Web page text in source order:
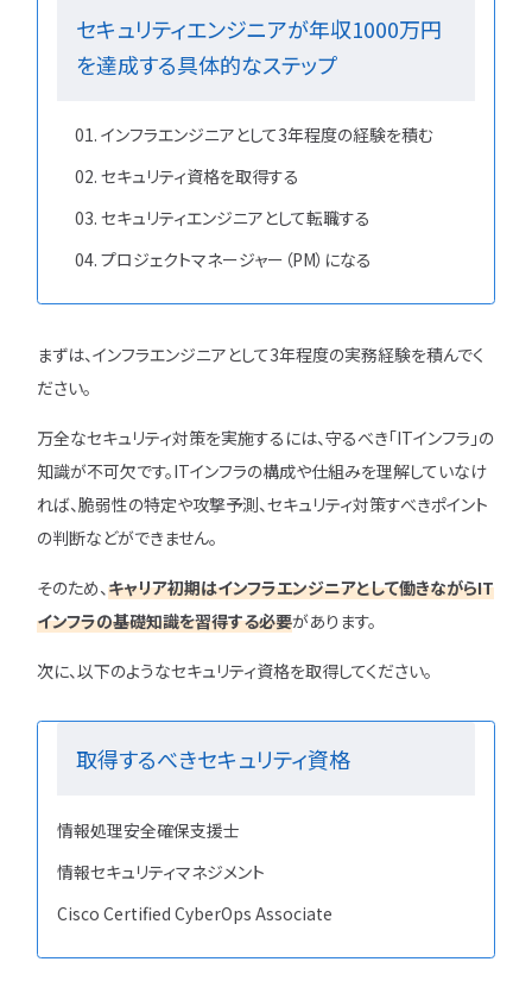
セキュリティエンジニアが年収1000万円
を達成する具体的なステップ
インフラエンジニアとして3年程度の経験を積む
セキュリティ資格を取得する
セキュリティエンジニアとして転職する
プロジェクトマネージャー（PM）になる
まずは、インフラエンジニアとして3年程度の実務経験を積んでく
ださい。
万全なセキュリティ対策を実施するには、守るべき「ITインフラ」の
知識が不可欠です。ITインフラの構成や仕組みを理解していなけ
れば、脆弱性の特定や攻撃予測、セキュリティ対策すべきポイント
の判断などができません。
そのため、キャリア初期はインフラエンジニアとして働きながらIT
インフラの基礎知識を習得する必要があります。
次に、以下のようなセキュリティ資格を取得してください。
取得するべきセキュリティ資格
情報処理安全確保支援士
情報セキュリティマネジメント
Cisco Certified CyberOps Associate